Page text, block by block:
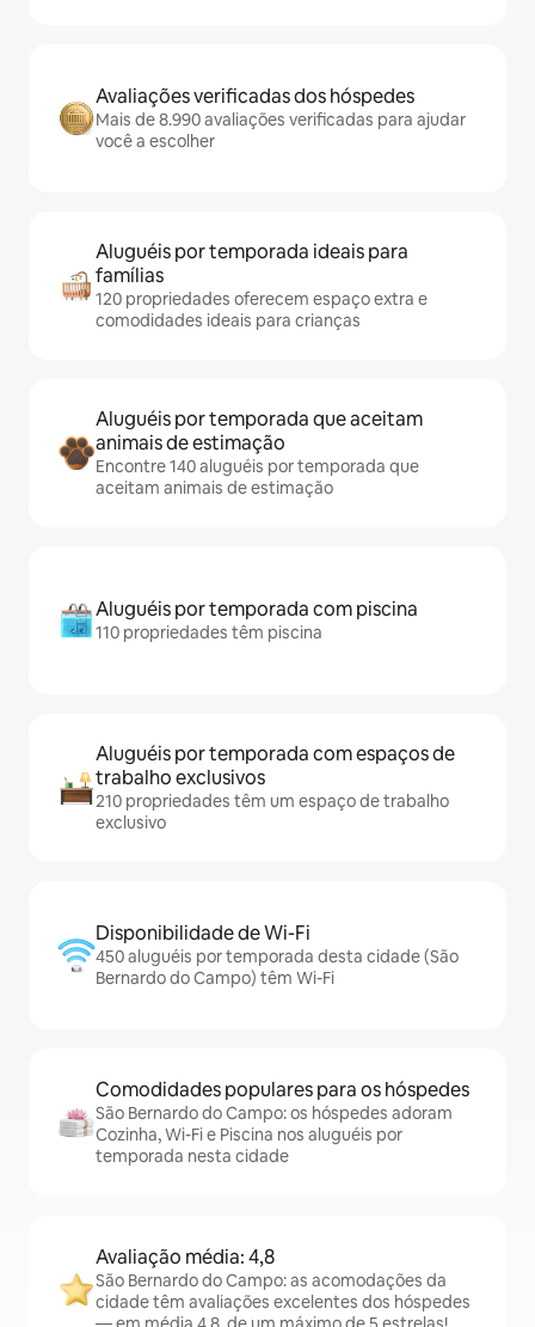
Avaliações verificadas dos hóspedes
Mais de 8.990 avaliações verificadas para ajudar
você a escolher
Aluguéis por temporada ideais para
famílias
120 propriedades oferecem espaço extra e
comodidades ideais para crianças
Aluguéis por temporada que aceitam
animais de estimação
Encontre 140 aluguéis por temporada que
aceitam animais de estimação
Aluguéis por temporada com piscina
110 propriedades têm piscina
Aluguéis por temporada com espaços de
trabalho exclusivos
210 propriedades têm um espaço de trabalho
exclusivo
Disponibilidade de Wi-Fi
450 aluguéis por temporada desta cidade (São
Bernardo do Campo) têm Wi-Fi
Comodidades populares para os hóspedes
São Bernardo do Campo: os hóspedes adoram
Cozinha, Wi-Fi e Piscina nos aluguéis por
temporada nesta cidade
Avaliação média: 4,8
São Bernardo do Campo: as acomodações da
cidade têm avaliações excelentes dos hóspedes